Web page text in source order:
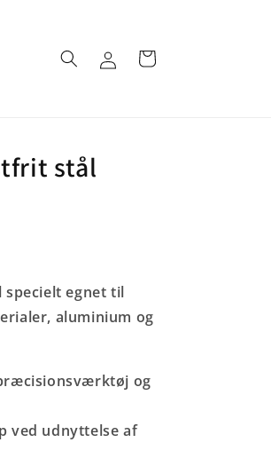
ind
Indkøbskurv
stål
specielt egnet til
aluminium og
og
ved udnyttelse af